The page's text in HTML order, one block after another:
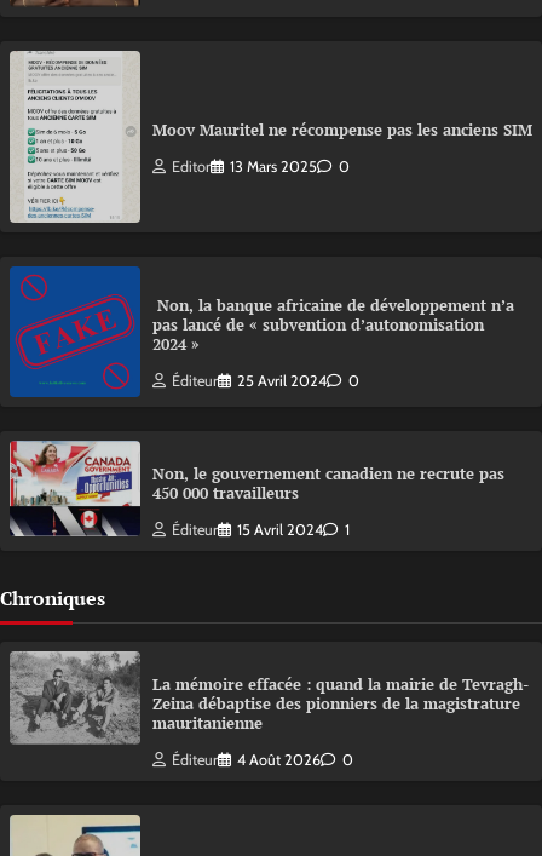
Moov Mauritel ne récompense pas les anciens SIM
Editor 13 Mars 2025 0
Non, la banque africaine de développement n’a
pas lancé de « subvention d’autonomisation
2024 »
Éditeur 25 Avril 2024 0
Non, le gouvernement canadien ne recrute pas
450 000 travailleurs
Éditeur 15 Avril 2024 1
Chroniques
La mémoire effacée : quand la mairie de Tevragh-
Zeina débaptise des pionniers de la magistrature
mauritanienne
Éditeur 4 Août 2026 0